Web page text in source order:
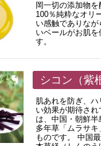
岡一切の添加物を
100％純粋なオリ
い感触でありな
いベールがお肌を
す。
シコン（紫
肌あれを防ぎ、
い効果が期待され
は、中国・朝鮮
多年草「ムラサ
ものです。 中国